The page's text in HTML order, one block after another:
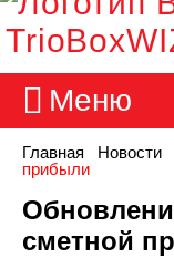
Меню
Главная Новости
прибыли
сметной